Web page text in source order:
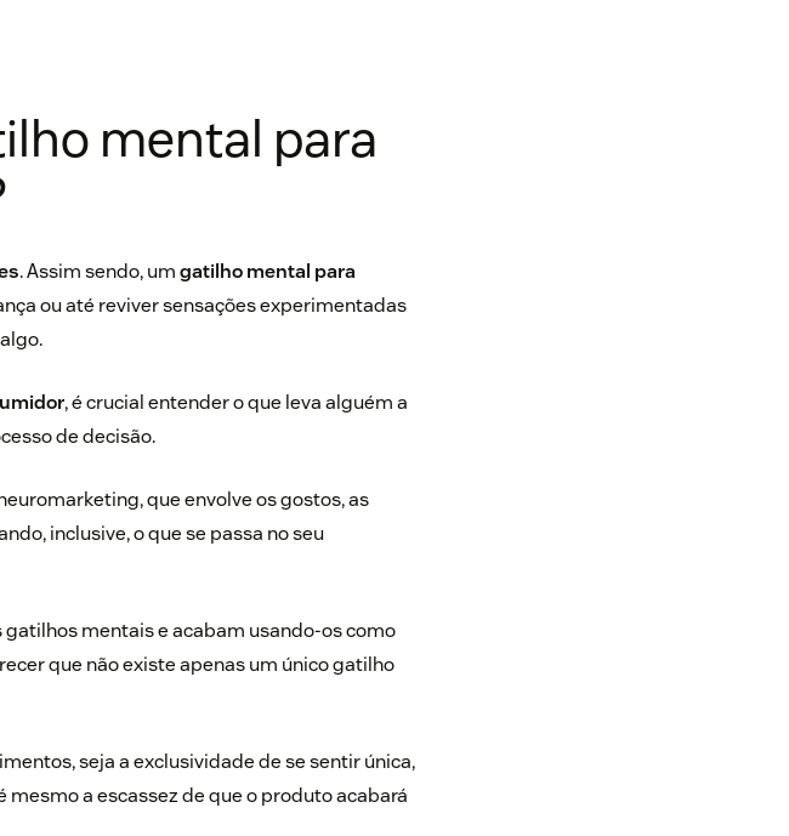
mental para
. Assim sendo, umgatilho mental para
ou até reviver sensações experimentadas
, é crucial entender o que leva alguém a
de decisão.
que envolve os gostos, as
inclusive, o que se passa no seu
mentais e acabam usando-os como
que não existe apenas um único gatilho
seja a exclusividade de se sentir única,
a escassez de que o produto acabará